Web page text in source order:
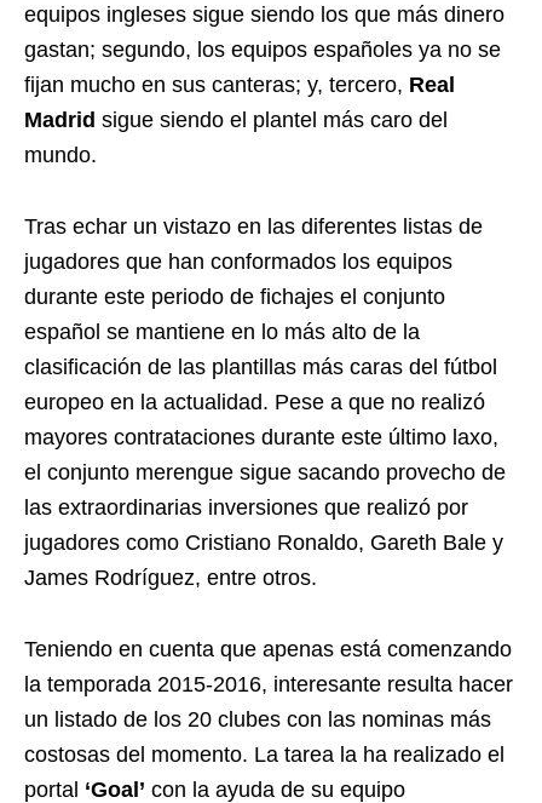
equipos ingleses sigue siendo los que más dinero
gastan; segundo, los equipos españoles ya no se
fijan mucho en sus canteras; y, tercero, Real
Madrid sigue siendo el plantel más caro del
mundo.
Tras echar un vistazo en las diferentes listas de
jugadores que han conformados los equipos
durante este periodo de fichajes el conjunto
español se mantiene en lo más alto de la
clasificación de las plantillas más caras del fútbol
europeo en la actualidad. Pese a que no realizó
mayores contrataciones durante este último laxo,
el conjunto merengue sigue sacando provecho de
las extraordinarias inversiones que realizó por
jugadores como Cristiano Ronaldo, Gareth Bale y
James Rodríguez, entre otros.
Teniendo en cuenta que apenas está comenzando
la temporada 2015-2016, interesante resulta hacer
un listado de los 20 clubes con las nominas más
costosas del momento. La tarea la ha realizado el
portal ‘Goal’ con la ayuda de su equipo